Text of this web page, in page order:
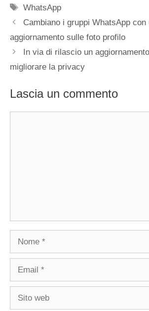
Tag
WhatsApp
Cambiano i gruppi WhatsApp con
aggiornamento sulle foto profilo
In via di rilascio un
migliorare la privacy
Lascia un commento
Nome
Email
Sito